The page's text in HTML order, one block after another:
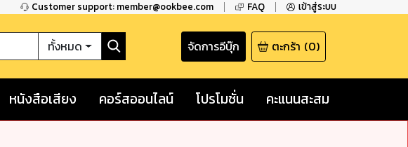
Customer support: member@ookbee.com FAQ เข้าสู่ระบบ
ทั้งหมด จัดการอีบุ๊ก ตะกร้า (0)
หนังสือเสียง คอร์สออนไลน์ โปรโมชั่น คะแนนสะสม